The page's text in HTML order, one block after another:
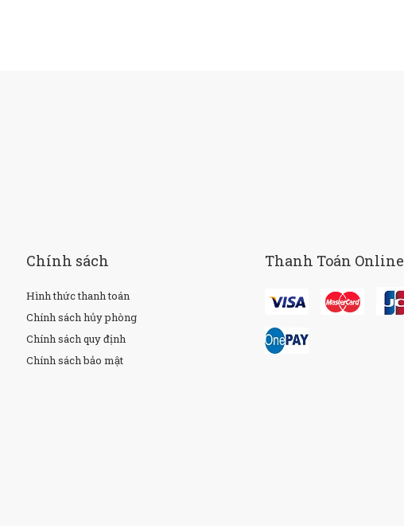
Chính sách
Hình thức thanh toán
Chính sách hủy phòng
Chính sách quy định
Chính sách bảo mật
Thanh Toán Online